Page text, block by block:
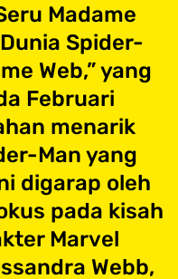
Madame
Spider-
Web,” yang
Februari
menarik
Man yang
digarap oleh
pada kisah
Marvel
Webb,